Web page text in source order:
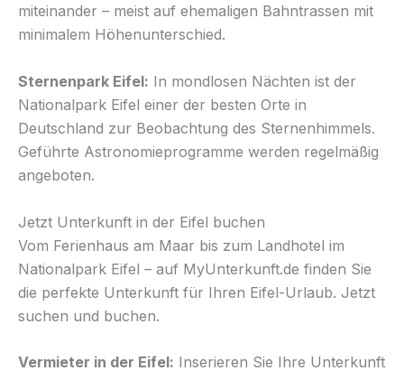
miteinander – meist auf ehemaligen Bahntrassen mit
minimalem Höhenunterschied.
Sternenpark Eifel: In mondlosen Nächten ist der
Nationalpark Eifel einer der besten Orte in
Deutschland zur Beobachtung des Sternenhimmels.
Geführte Astronomieprogramme werden regelmäßig
angeboten.
Jetzt Unterkunft in der Eifel buchen
Vom Ferienhaus am Maar bis zum Landhotel im
Nationalpark Eifel – auf MyUnterkunft.de finden Sie
die perfekte Unterkunft für Ihren Eifel-Urlaub. Jetzt
suchen und buchen.
Vermieter in der Eifel: Inserieren Sie Ihre Unterkunft